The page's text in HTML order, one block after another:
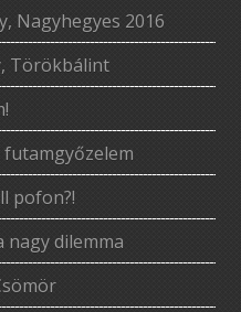
Nagyhegyes 2016
Törökbálint
pofon?!
nagy dilemma